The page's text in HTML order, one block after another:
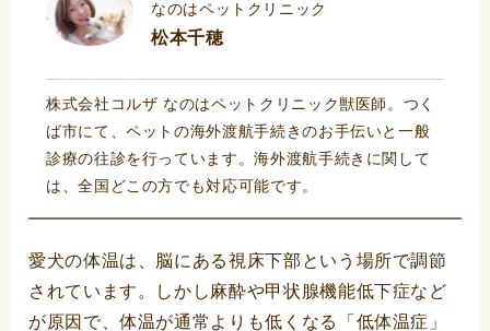
なのはペットクリニック
松本千穂
株式会社コルザ なのはペットクリニック獣医師。つく
ば市にて、ペットの海外渡航手続きのお手伝いと一般
診療の往診を行っています。海外渡航手続きに関して
は、全国どこの方でも対応可能です。
愛犬の体温は、脳にある視床下部という場所で調節
されています。しかし麻酔や甲状腺機能低下症など
が原因で、体温が通常よりも低くなる「低体温症」